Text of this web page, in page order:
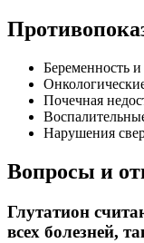
Беременность
Почечная
Нарушения
Вопросы и
Глутатион
всех болезней,